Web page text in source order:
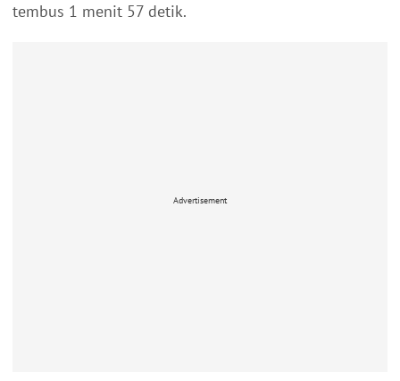
tembus 1 menit 57 detik.
Advertisement